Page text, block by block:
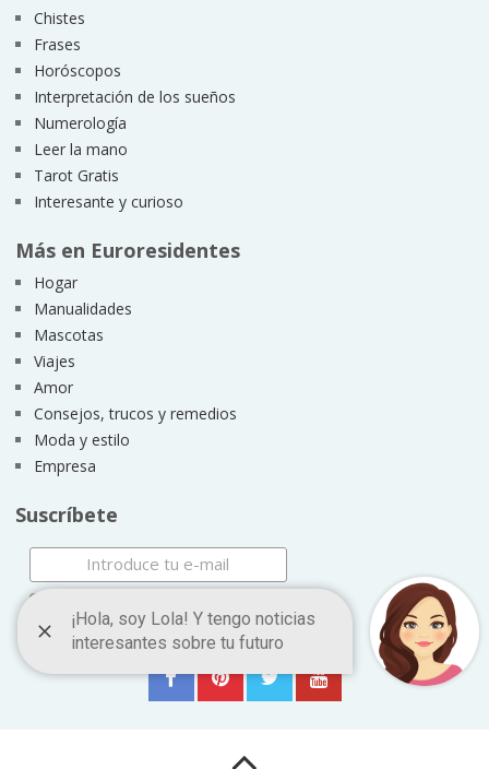
Chistes
Frases
Horóscopos
Interpretación de los sueños
Numerología
Leer la mano
Tarot Gratis
Interesante y curioso
Más en Euroresidentes
Hogar
Manualidades
Mascotas
Viajes
Amor
Consejos, trucos y remedios
Moda y estilo
Empresa
Suscríbete